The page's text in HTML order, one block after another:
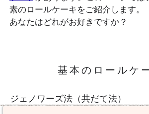
素のロールケーキをご紹介します。
あなたはどれがお好きですか？
基本のロールケ
ジェノワーズ法（共だて法）